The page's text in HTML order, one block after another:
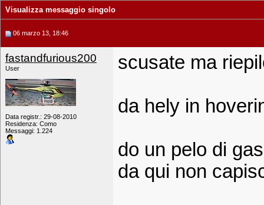
Visualizza messaggio singolo
06 marzo 13, 18:46
fastandfurious200
User
Data registr.: 29-08-2010
Residenza: Como
Messaggi: 1.224
scusate ma
da hely in
do un pelo di
da qui non